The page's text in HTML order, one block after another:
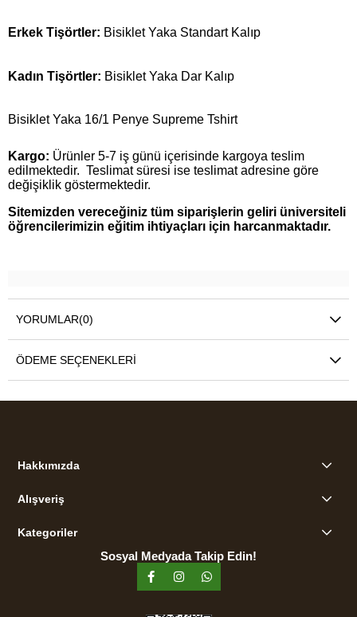
Erkek Tişörtler: Bisiklet Yaka Standart Kalıp
Kadın Tişörtler: Bisiklet Yaka Dar Kalıp
Bisiklet Yaka 16/1 Penye Supreme Tshirt
Kargo: Ürünler 5-7 iş günü içerisinde kargoya teslim
edilmektedir. Teslimat süresi ise teslimat adresine göre
değişiklik göstermektedir.
Sitemizden vereceğiniz tüm siparişlerin geliri üniversiteli
öğrencilerimizin eğitim ihtiyaçları için harcanmaktadır.
YORUMLAR(0)
ÖDEME SEÇENEKLERI
Hakkımızda
Alışveriş
Kategoriler
Sosyal Medyada Takip Edin!